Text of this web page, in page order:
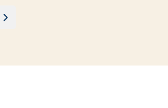
ามศักดิ์สิทธิ์ ตอนที่ 4 : ประวัติของศีลอภัยบาป
ดไป: ประตูสู่ความศักดิ์สิทธิ์ ตอนที่ 2 : ประวัติของ